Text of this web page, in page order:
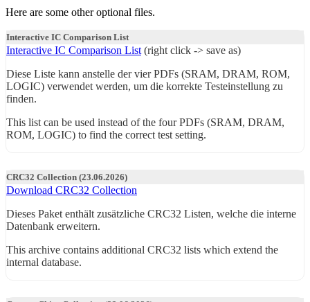
Here are some other optional files.
Interactive IC Comparison List
Interactive IC Comparison List (right click -> save as)
Diese Liste kann anstelle der vier PDFs (SRAM, DRAM, ROM,
LOGIC) verwendet werden, um die korrekte Testeinstellung zu
finden.
This list can be used instead of the four PDFs (SRAM, DRAM,
ROM, LOGIC) to find the correct test setting.
CRC32 Collection (23.06.2026)
Download CRC32 Collection
Dieses Paket enthält zusätzliche CRC32 Listen, welche die interne
Datenbank erweitern.
This archive contains additional CRC32 lists which extend the
internal database.